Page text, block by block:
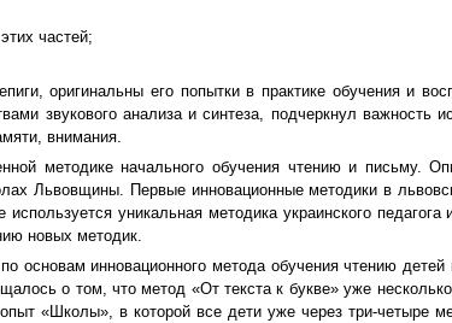
частей;
оригинальны его попытки в практике обучения и
звукового анализа и синтеза, подчеркнул важность
внимания.
методике начального обучения чтению и письму.
Львовщины. Первые инновационные методики в
уникальная методика украинского
новых методик.
основам инновационного метода обучения чтению
о том, что метод «От текста к букве» уже
«Школы», в которой все дети уже через три-четыре